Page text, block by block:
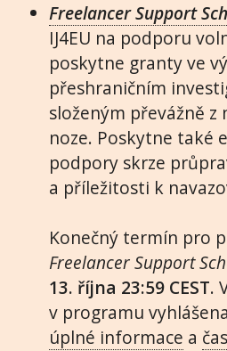
Freelancer Support
IJ4EU na podporu
poskytne granty ve
přeshraničním
složeným převážně
noze. Poskytne také
podpory skrze
a příležitosti k
Konečný termín pro
Freelancer Support
13. října 23:59 CEST.
v programu
úplné informace a